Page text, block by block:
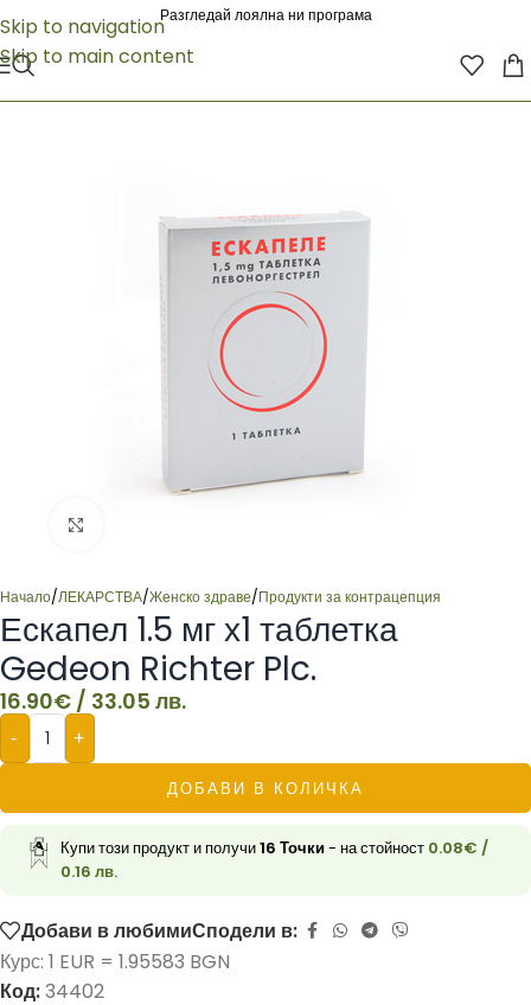
Skip to navigation
Skip to main content
Разгледай лоялна ни програма
Начало/ЛЕКАРСТВА/Женско здраве/Продукти за контрацепция
Ескапел 1.5 мг х1 таблетка
Gedeon Richter Plc.
16.90€ / 33.05 лв.
- +
ДОБАВИ В КОЛИЧКА
Купи този продукт и получи16 Точки- на стойност 0.08€ /
0.16 лв.
Добави в любимиСподели в:
Курс: 1 EUR = 1.95583 BGN
Код:34402